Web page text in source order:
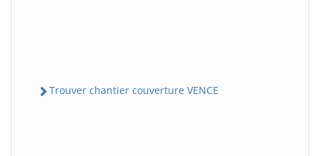
Trouver chantier couverture VENCE